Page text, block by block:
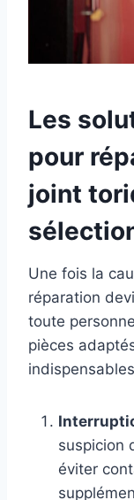
Les
pour
joint
Une fois la
réparation
toute
pièces
suspicion
éviter